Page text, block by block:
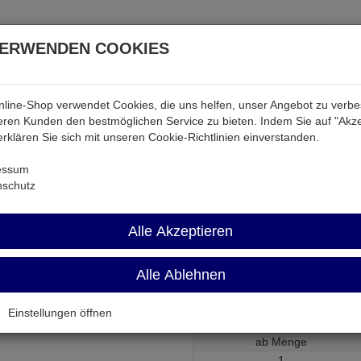
& Akkus Audio & Video Strom Tab &
HCT11-SMD
Gatter 3-fach 3 Eingänge SO14
ab Menge
COOKIES
Shop verwendet Cookies, die uns helfen, unser Angebot zu
Kunden den bestmöglichen Service zu bieten. Indem Sie auf
Sie sich mit unseren Cookie-Richtlinien einverstanden.
Alle Akzeptieren
Alle Ablehnen
Einstellungen öffnen